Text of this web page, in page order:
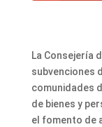
La Consejería
subvenciones
comunidades
de bienes y
el fomento de